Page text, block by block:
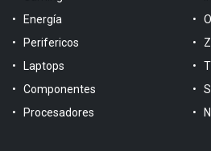
Energía
Perifericos
Laptops
Componentes
Procesadores